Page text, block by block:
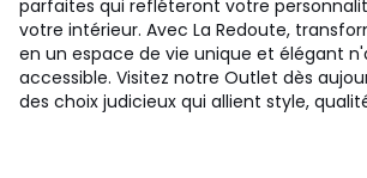
parfaites qui refléteront votre
votre intérieur. Avec La Redoute,
en un espace de vie unique et élégant
accessible. Visitez notre Outlet dès
des choix judicieux qui allient style,